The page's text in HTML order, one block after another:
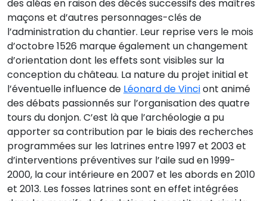
des aléas en raison des décès successifs des maîtres
maçons et d’autres personnages-clés de
l’administration du chantier. Leur reprise vers le mois
d’octobre 1526 marque également un changement
d’orientation dont les effets sont visibles sur la
conception du château. La nature du projet initial et
l’éventuelle influence de Léonard de Vinciont animé
des débats passionnés sur l’organisation des quatre
tours du donjon. C’est là que l’archéologie a pu
apporter sa contribution par le biais des recherches
programmées sur les latrines entre 1997 et 2003 et
d’interventions préventives sur l’aile sud en 1999-
2000, la cour intérieure en 2007 et les abords en 2010
et 2013. Les fosses latrines sont en effet intégrées